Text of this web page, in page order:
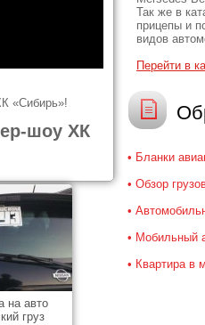
«Сибирь»!
шоу ХК
на авто
груз
Так же в
прицепы и
видов
Перейти в
Бланки
Обзор
Мобильный
Квартира в